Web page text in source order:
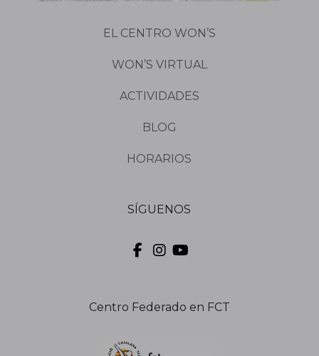
EL CENTRO WON’S
WON’S VIRTUAL
ACTIVIDADES
BLOG
HORARIOS
SÍGUENOS
Centro Federado en FCT